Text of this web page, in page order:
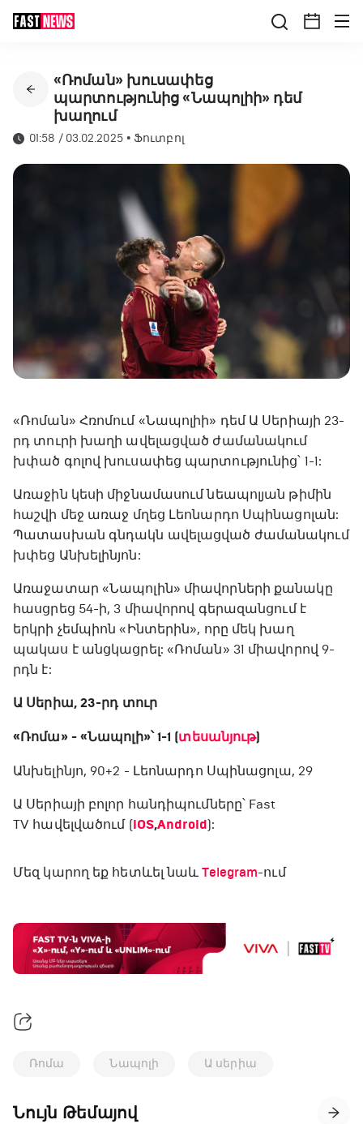
«Ռոման» խուսափեց
պարտությունից «Նապոլիի» դեմ
խաղում
01:58 / 03.02.2025 •Ֆուտբոլ
«Ռոման» Հռոմում «Նապոլիի» դեմ Ա Սերիայի 23-
րդ տուրի խաղի ավելացված ժամանակում
խփած գոլով խուսափեց պարտությունից՝ 1-1:
Առաջին կեսի միջնամասում նեապոլյան թիմին
հաշվի մեջ առաջ մղեց Լեոնարդո Սպինացոլան:
Պատասխան գնդակն ավելացված ժամանակում
խփեց Անխելինյոն:
Առաջատար «Նապոլին» միավորների քանակը
հասցրեց 54-ի, 3 միավորով գերազանցում է
երկրի չեմպիոն «Ինտերին», որը մեկ խաղ
պակաս է անցկացրել: «Ռոման» 31 միավորով 9-
րդն է:
Ա Սերիա, 23-րդ տուր
«Ռոմա» - «Նապոլի»՝ 1-1 (տեսանյութ)
Անխելինյո, 90+2 - Լեոնարդո Սպինացոլա, 29
Ա Սերիայի բոլոր հանդիպումները՝ Fast
TV հավելվածում (iOS,Android):
Մեզ կարող եք հետևել նաև Telegram-ում
Ռոմա Նապոլի Ա սերիա
Նույն Թեմայով